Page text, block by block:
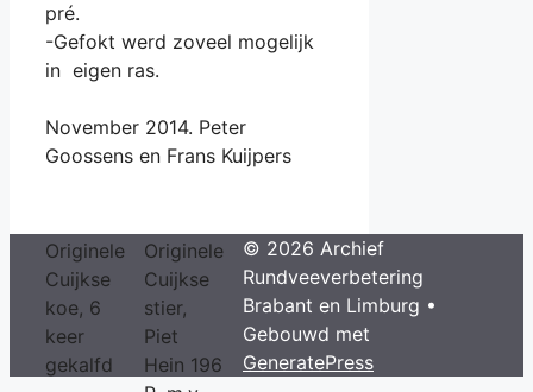
pré.
-Gefokt werd zoveel mogelijk
in eigen ras.
November 2014. Peter
Goossens en Frans Kuijpers
Originele
Cuijkse
koe, 6
keer
gekalfd
Originele
Cuijkse
stier,
Piet
Hein 196
© 2026 Archief
Rundveeverbetering
Brabant en Limburg •
Gebouwd met
GeneratePress